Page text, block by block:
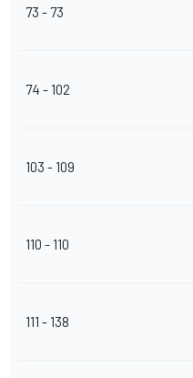
73 - 73
74 - 102
103 - 109
110 - 110
111 - 138